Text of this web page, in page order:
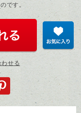
です。
せる